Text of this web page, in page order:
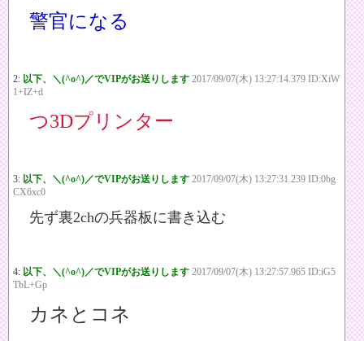
警官になる
2: 以下、＼(^o^)／でVIPがお送りします 2017/09/07(木) 13:27:14.379 ID:XiW
1+IZ+d
つ3Dプリンター
3: 以下、＼(^o^)／でVIPがお送りします 2017/09/07(木) 13:27:31.239 ID:0bg
CX6xc0
先ず裏2chの兵器板に書き込む
4: 以下、＼(^o^)／でVIPがお送りします 2017/09/07(木) 13:27:57.965 ID:iG5
TbL+Gp
カネとコネ